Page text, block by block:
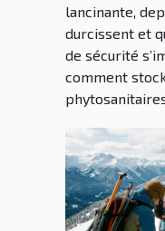
lancinante,
durcissent et
de sécurité
comment